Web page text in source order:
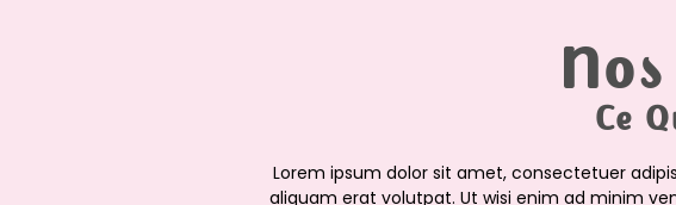
Ce
Lorem ipsum dolor sit amet, consectetuer
aliquam erat volutpat. Ut wisi enim ad minim